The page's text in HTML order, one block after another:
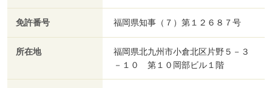
ビス（警察署・交番）まで１３５０ｍ/賃貸戸数:14戸
免許番号 福岡県知事（７）第１２６８７号
所在地
福岡県北九州市小倉北区片野５－３
－１０ 第１０岡部ビル１階